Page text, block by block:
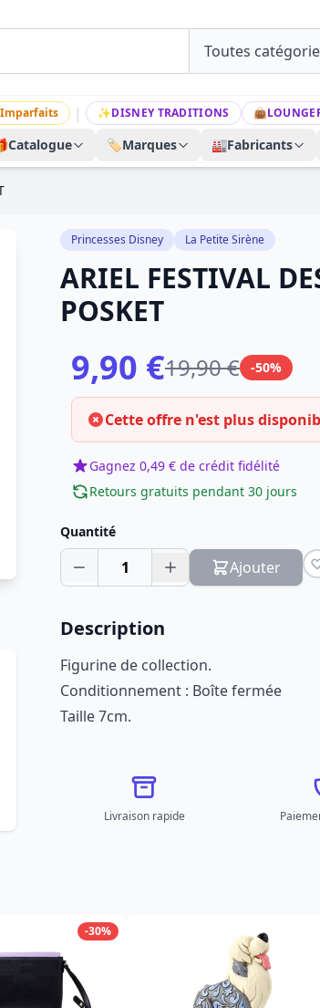
Imparfaits | ✨DISNEY TRADITIONS 👜
Catalogue 🏷️Marques 🏭Fabricants
Princesses Disney La Petite Sirène
ARIEL FESTIVAL
POSKET
9,90 €19,90 € -50%
Cette offre n'est plus
Gagnez 0,49 € de crédit fidélité
Retours gratuits pendant 30 jours
Quantité
1 Ajouter
Description
Figurine de collection.
Conditionnement : Boîte fermée
Taille 7cm.
Livraison rapide
-30%